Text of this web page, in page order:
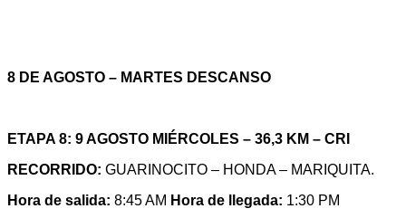
8 DE AGOSTO – MARTES DESCANSO
ETAPA 8: 9 AGOSTO MIÉRCOLES – 36,3 KM – CRI
RECORRIDO: GUARINOCITO – HONDA – MARIQUITA.
Hora de salida: 8:45 AM Hora de llegada: 1:30 PM